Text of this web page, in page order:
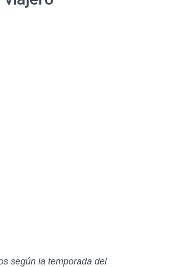
según la temporada del